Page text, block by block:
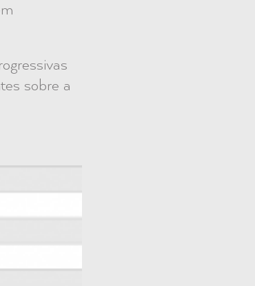
sobre a